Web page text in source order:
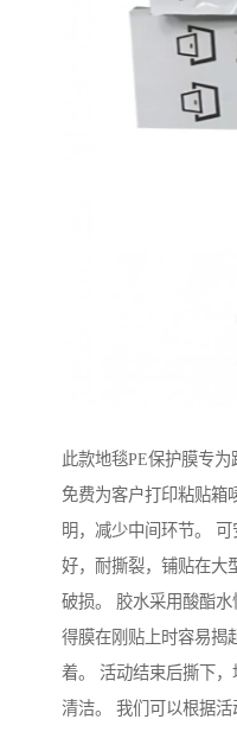
此款地毯PE保护膜专
免费为客户打印粘贴箱
明，减少中间环节。
好，耐撕裂，铺贴在大
破损。 胶水采用酸酯
得膜在刚贴上时容易揭
着。 活动结束后撕下
清洁。 我们可以根据